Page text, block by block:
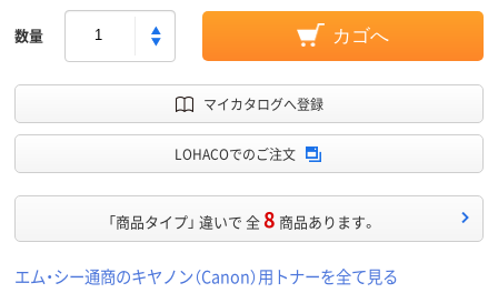
数量 カゴへ
マイカタログへ登録
LOHACOでのご注文
「商品タイプ」 違いで 全8 商品あります。
エム・シー通商のキヤノン（Canon）用トナーを全て見る